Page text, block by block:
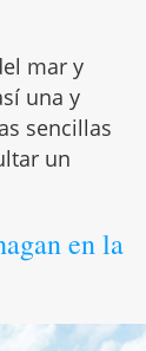
mar y
una y
sencillas
un
en la